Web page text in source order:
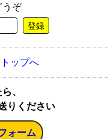
うぞ
登録
ップへ
、
りください
ォーム